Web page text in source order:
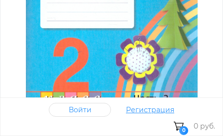
Войти Регистрация
0 0 руб.